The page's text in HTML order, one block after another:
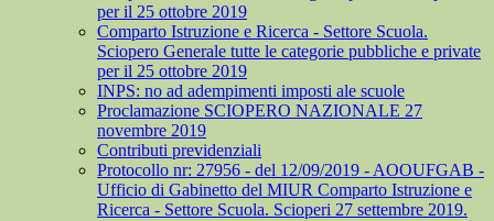
per il 25 ottobre 2019
Comparto Istruzione e Ricerca - Settore Scuola.
Sciopero Generale tutte le categorie pubbliche e private
per il 25 ottobre 2019
INPS: no ad adempimenti imposti ale scuole
Proclamazione SCIOPERO NAZIONALE 27
novembre 2019
Contributi previdenziali
Protocollo nr: 27956 - del 12/09/2019 - AOOUFGAB -
Ufficio di Gabinetto del MIUR Comparto Istruzione e
Ricerca - Settore Scuola. Scioperi 27 settembre 2019.